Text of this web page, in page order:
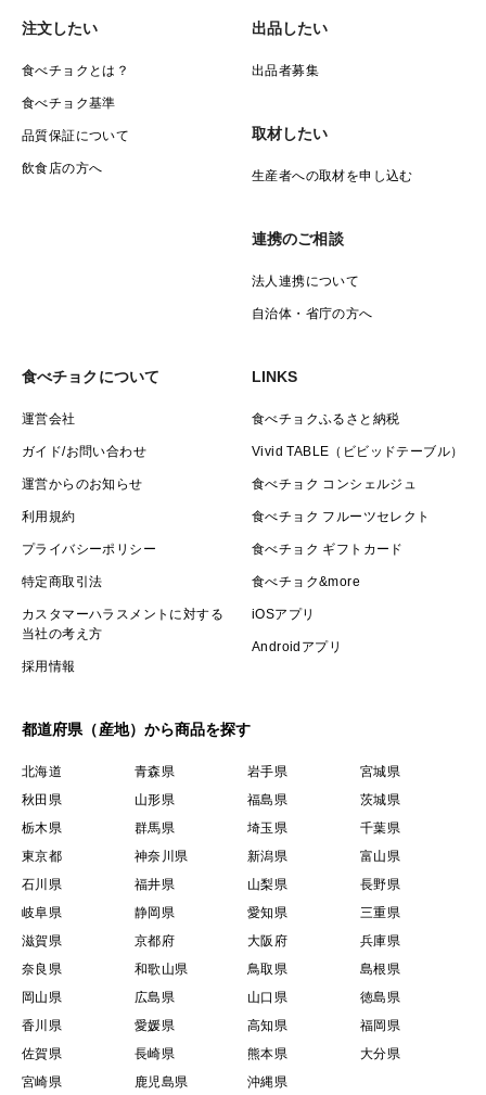
注文したい
食べチョクとは？
食べチョク基準
品質保証について
飲食店の方へ
出品したい
出品者募集
取材したい
生産者への取材を申し込む
連携のご相談
法人連携について
自治体・省庁の方へ
食べチョクについて
運営会社
ガイド/お問い合わせ
運営からのお知らせ
利用規約
プライバシーポリシー
特定商取引法
カスタマーハラスメントに対する
当社の考え方
採用情報
LINKS
食べチョクふるさと納税
Vivid TABLE（ビビッドテーブル）
食べチョク コンシェルジュ
食べチョク フルーツセレクト
食べチョク ギフトカード
食べチョク&more
iOSアプリ
Androidアプリ
都道府県（産地）から商品を探す
北海道 青森県 岩手県
宮城県
秋田県
山形県 福島県
茨城県
栃木県
群馬県 埼玉県
千葉県
東京都
神奈川県 新潟県
富山県
石川県
福井県 山梨県
長野県
岐阜県
静岡県 愛知県
三重県
滋賀県
京都府 大阪府
兵庫県
奈良県
和歌山県 鳥取県
島根県
岡山県
広島県 山口県
徳島県
香川県
愛媛県 高知県
福岡県
佐賀県
長崎県 熊本県
大分県
宮崎県
鹿児島県 沖縄県